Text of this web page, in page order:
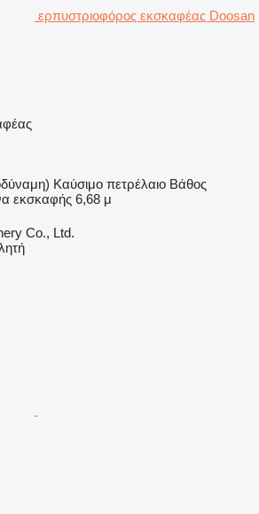
ερπυστριοφόρος εκσκαφέας Doosan
Καύσιμο πετρέλαιο Βάθος
εκσκαφής 6,68 μ
Co., Ltd.